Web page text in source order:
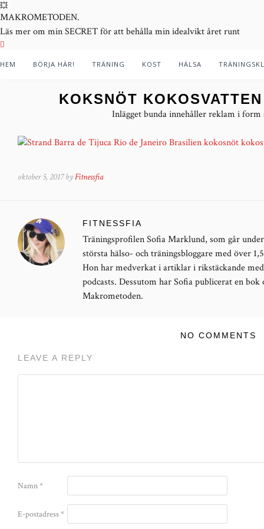
💥
MAKROMETODEN.
Läs mer om min SECRET för att behålla min idealvikt året runt
HEM BÖRJA HÄR! TRÄNING KOST HÄLSA
KOKSNÖT
Inlägget bunda innehåller reklam i form
oktober 5, 2017 byFitnessfia
FITNESSFIA
Träningsprofilen Sofia Marklund, som går
största hälso- och träningsbloggare med över
Hon har medverkat i artiklar i rikstäckande
podcasts. Dessutom har Sofia publicerat en
Makrometoden.
NO COMMENTS
LEAVE A REPLY
Namn*
E-postadress*